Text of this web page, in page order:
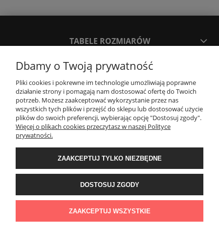
TABELE ROZMIARÓW
SPOSOBY PŁATNOŚCI ORAZ CZAS I KOSZTY DOSTAWY
DOSTAWY
KONTAKT
WYMIANA / ZWROTY / REKLAMACJE
REGULAMINY
Timeforf| ul. SOŁTYKA TADEUSZA 16C /SEGMENT NUMER 6 | 39-
300 Mielec | woj. podkarpackie |tel: 732 220 654pon-pt: 8:00-16:00 | mail:
Dbamy o Twoją prywatność
Pliki cookies i pokrewne im technologie umożliwiają poprawne
działanie strony i pomagają nam dostosować ofertę do Twoich
potrzeb. Możesz zaakceptować wykorzystanie przez nas
wszystkich tych plików i przejść do sklepu lub dostosować użycie
plików do swoich preferencji, wybierając opcję "Dostosuj zgody".
Więcej o plikach cookies przeczytasz w naszej Polityce
prywatności.
ZAAKCEPTUJ TYLKO NIEZBĘDNE
DOSTOSUJ ZGODY
ZAAKCEPTUJ WSZYSTKIE